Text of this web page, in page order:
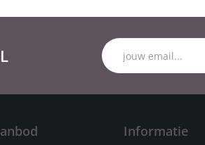
Informatie